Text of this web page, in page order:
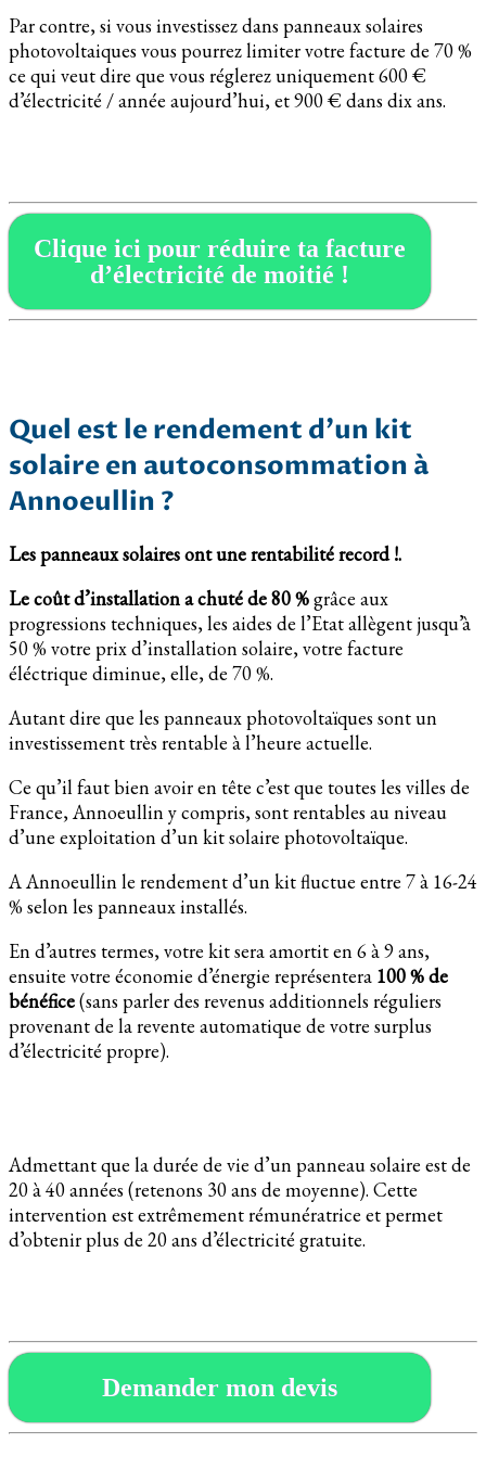
Par contre, si vous investissez dans panneaux solaires
photovoltaiques vous pourrez limiter votre facture de 70 %
ce qui veut dire que vous réglerez uniquement 600 €
d’électricité / année aujourd’hui, et 900 € dans dix ans.
Clique ici pour réduire ta facture
d’électricité de moitié !
Quel est le rendement d’un kit
solaire en autoconsommation à
Annoeullin ?
Les panneaux solaires ont une rentabilité record !.
Le coût d’installation a chuté de 80 %grâce aux
progressions techniques, les aides de l’Etat allègent jusqu’à
50 % votre prix d’installation solaire, votre facture
éléctrique diminue, elle, de 70 %.
Autant dire que les panneaux photovoltaïques sont un
investissement très rentable à l’heure actuelle.
Ce qu’il faut bien avoir en tête c’est que toutes les villes de
France, Annoeullin y compris, sont rentables au niveau
d’une exploitation d’un kit solaire photovoltaïque.
A Annoeullin le rendement d’un kit fluctue entre 7 à 16-24
% selon les panneaux installés.
En d’autres termes, votre kit sera amortit en 6 à 9 ans,
ensuite votre économie d’énergie représentera 100 % de
bénéfice(sans parler des revenus additionnels réguliers
provenant de la revente automatique de votre surplus
d’électricité propre).
Admettant que la durée de vie d’un panneau solaire est de
20 à 40 années (retenons 30 ans de moyenne). Cette
intervention est extrêmement rémunératrice et permet
d’obtenir plus de 20 ans d’électricité gratuite.
Demander mon devis